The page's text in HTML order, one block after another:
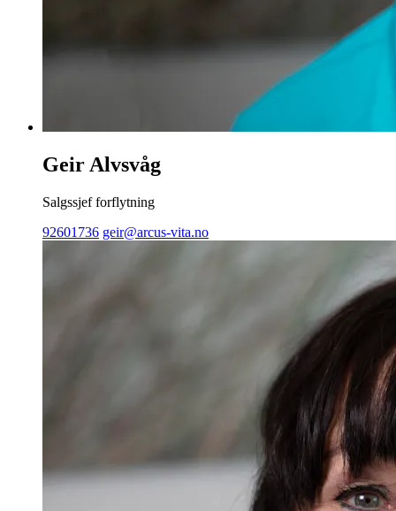
Geir Alvsvåg
Salgssjef forflytning
92601736 geir@arcus-vita.no